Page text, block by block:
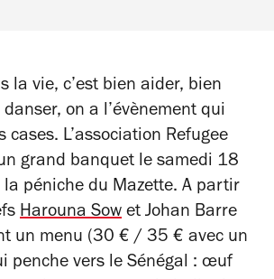
la vie, c’est bien aider, bien
on a l’évènement qui
cases. L’association Refugee
grand banquet le samedi 18
péniche du Mazette. A partir
Harouna Sow et Johan Barre
un menu (30 € / 35 € avec un
penche vers le Sénégal : œuf